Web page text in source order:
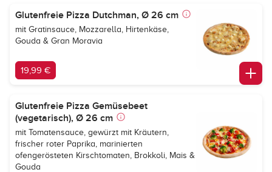
Glutenfreie Pizza Dutchman, Ø 26 cm
mit Gratinsauce, Mozzarella, Hirtenkäse,
Gouda & Gran Moravia
19,99 €
Glutenfreie Pizza Gemüsebeet
(vegetarisch), Ø 26 cm
mit Tomatensauce, gewürzt mit Kräutern,
frischer roter Paprika, marinierten
ofengerösteten Kirschtomaten, Brokkoli, Mais &
Gouda